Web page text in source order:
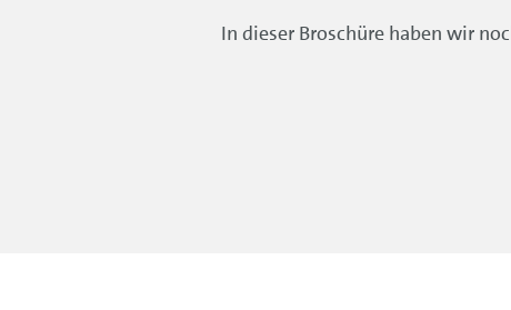
In dieser Broschüre haben wir